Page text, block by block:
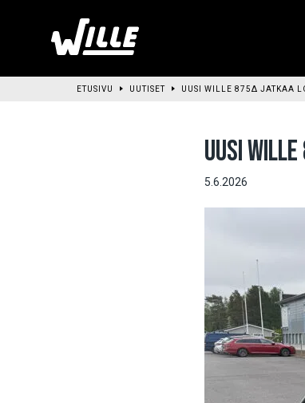
ETUSIVU UUTISET UUSI WILLE 875Δ JATKAA
UUSI
5.6.2026